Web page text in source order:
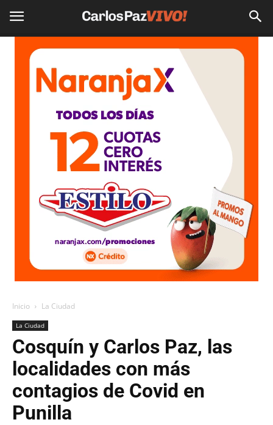
Inicio La Ciudad
La Ciudad
Cosquín y Carlos Paz, las
localidades con más
contagios de Covid en
Punilla